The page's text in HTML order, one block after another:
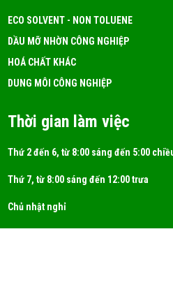
ECO SOLVENT - NON TOLUENE
DẦU MỠ NHỜN CÔNG NGHIỆP
HOÁ CHẤT KHÁC
DUNG MÔI CÔNG NGHIỆP
Thời gian làm việc
Thứ 2 đến 6, từ 8:00 sáng đến 5:00
Thứ 7, từ 8:00 sáng đến 12:00 trưa
Chủ nhật nghỉ